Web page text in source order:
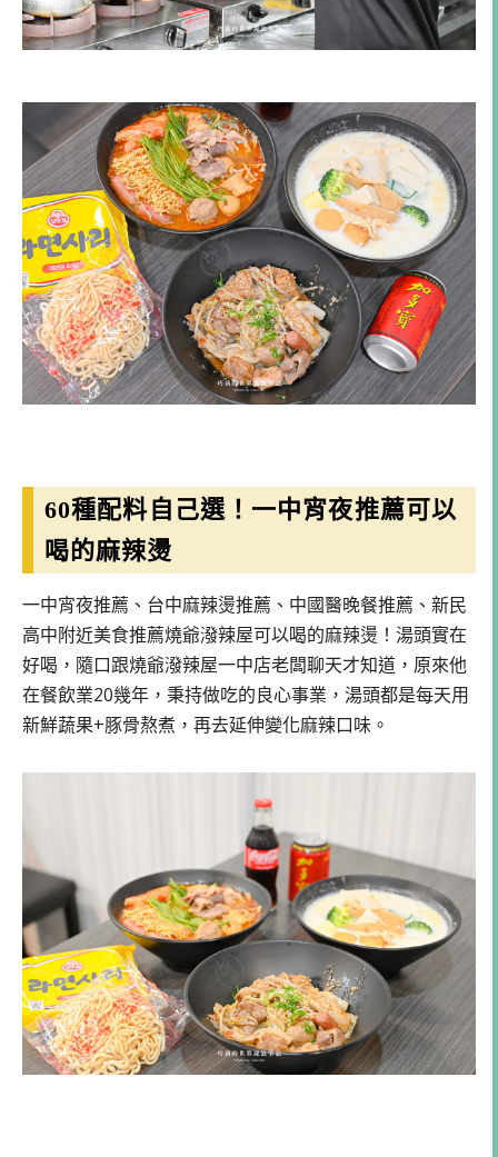
60種配料自己選！一中宵夜推薦可以
喝的麻辣燙
一中宵夜推薦、台中麻辣燙推薦、中國醫晚餐推薦、新民
高中附近美食推薦燒爺潑辣屋可以喝的麻辣燙！湯頭實在
好喝，隨口跟燒爺潑辣屋一中店老闆聊天才知道，原來他
在餐飲業20幾年，秉持做吃的良心事業，湯頭都是每天用
新鮮蔬果+豚骨熬煮，再去延伸變化麻辣口味。